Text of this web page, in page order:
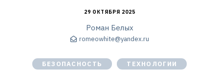
29 ОКТЯБРЯ 2025
Роман Белых
romeowhite@yandex.ru
БЕЗОПАСНОСТЬ ТЕХНОЛОГИИ